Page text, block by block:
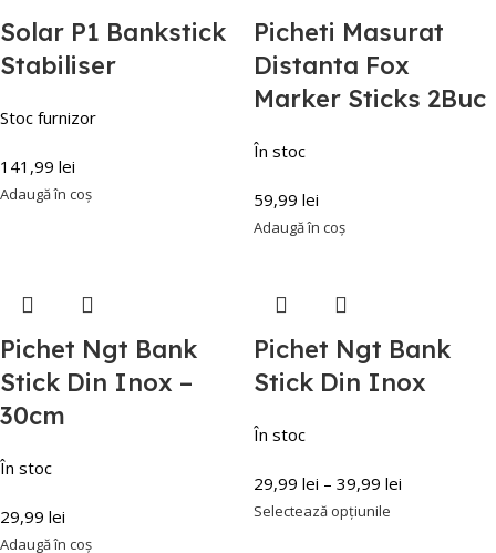
Solar P1 Bankstick
Stabiliser
Stoc furnizor
141,99 lei
Adaugă în coș
Picheti Masurat
Distanta Fox
Marker Sticks 2Buc
În stoc
59,99 lei
Adaugă în coș
Pichet Ngt Bank
Stick Din Inox –
30cm
În stoc
29,99 lei
Adaugă în coș
Pichet Ngt Bank
Stick Din Inox
În stoc
29,99 lei – 39,99 lei
Selectează opțiunile